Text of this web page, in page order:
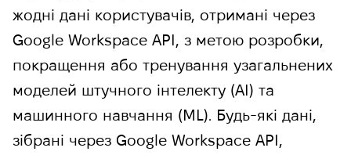
жодні дані користувачів, отримані через
Google Workspace API, з метою розробки,
покращення або тренування узагальнених
моделей штучного інтелекту (AI) та
машинного навчання (ML). Будь-які дані,
зібрані через Google Workspace API,